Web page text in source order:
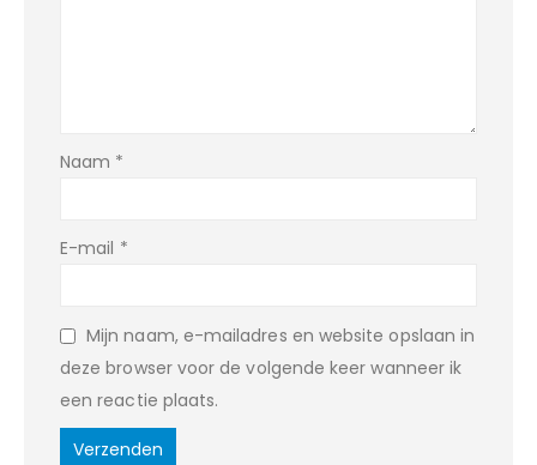
Naam *
E-mail *
Mijn naam, e-mailadres en website opslaan in
deze browser voor de volgende keer wanneer ik
een reactie plaats.